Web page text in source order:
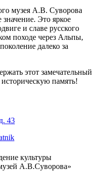
музея А.В. Суворова
Это яркое
и славе русского
походе через Альпы,
далеко за
этот замечательный
память!
43
культуры
А.В.Суворова»